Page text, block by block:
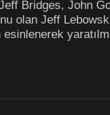
Bridges, John
olan Jeff
esinlenerek